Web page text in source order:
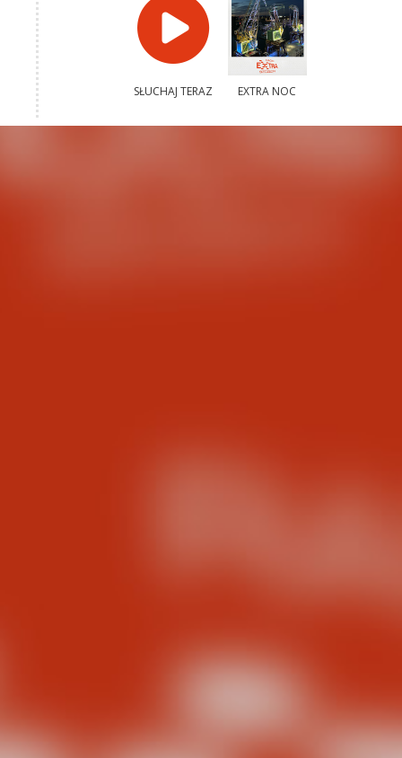
SŁUCHAJ TERAZ EXTRA NOC